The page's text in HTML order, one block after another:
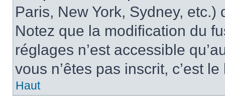
Paris, New York, Sydney, etc.)
Notez que la modification du
réglages n’est accessible
vous n’êtes pas inscrit, c’est
Haut